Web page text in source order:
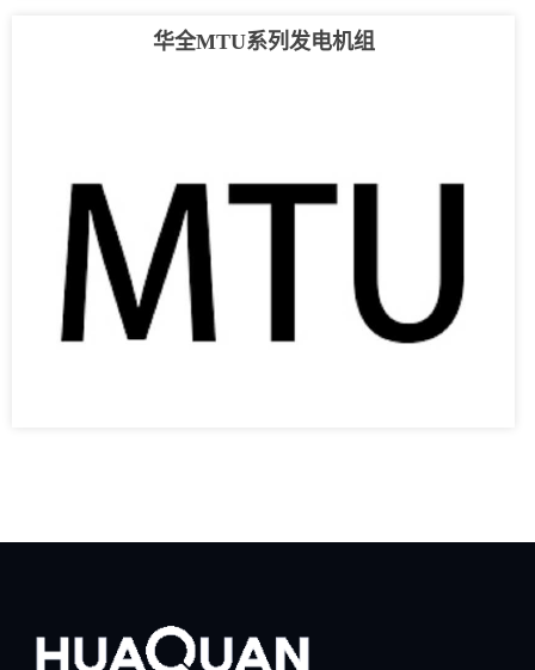
华全MTU系列发电机组